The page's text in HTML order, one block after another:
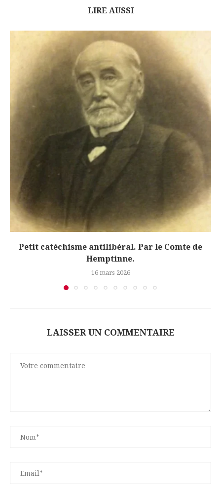
LIRE AUSSI
Petit catéchisme antilibéral. Par le Comte de
Hemptinne.
16 mars 2026
LAISSER UN COMMENTAIRE